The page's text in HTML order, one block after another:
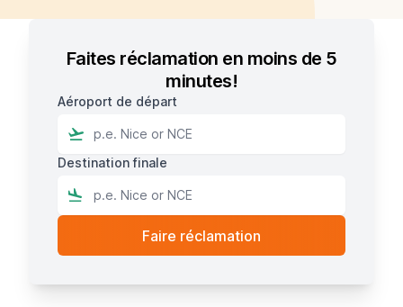
Faites réclamation en moins de 5
minutes!
Aéroport de départ
Destination finale